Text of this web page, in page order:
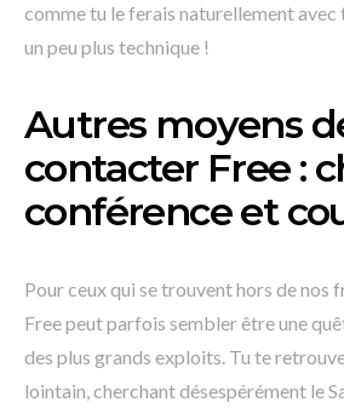
comme tu le ferais naturellement
un peu plus technique !
Autres moyens
contacter Free :
conférence et
Pour ceux qui se trouvent hors de nos
Free peut parfois sembler être une
des plus grands exploits. Tu te
lointain, cherchant désespérément le